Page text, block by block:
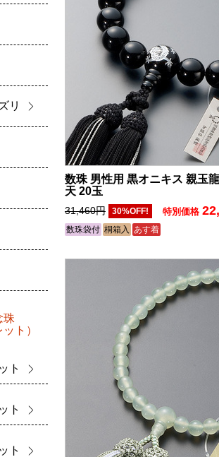
数珠 男性用 黒オニキス 親玉
天 20玉
31,460円 30%OFF! 特別価格
数珠袋付 桐箱入 あす着
リ
珠
ト）
ト
ト
ト